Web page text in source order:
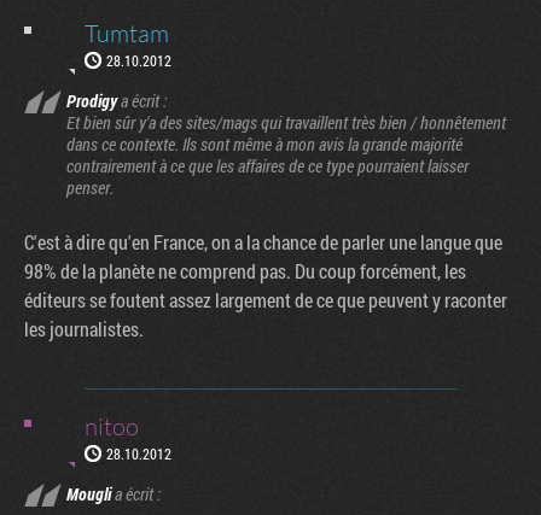
Tumtam
28.10.2012
Prodigya écrit :
Et bien sûr y'a des sites/mags qui travaillent très bien / honnêtement
dans ce contexte. Ils sont même à mon avis la grande majorité
contrairement à ce que les affaires de ce type pourraient laisser
penser.
C'est à dire qu'en France, on a la chance de parler une langue que
98% de la planète ne comprend pas. Du coup forcément, les
éditeurs se foutent assez largement de ce que peuvent y raconter
les journalistes.
nitoo
28.10.2012
Mouglia écrit :